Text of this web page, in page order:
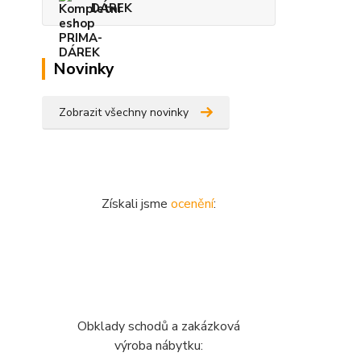
DÁREK
Novinky
Zobrazit všechny novinky
Získali jsme ocenění:
Obklady schodů a zakázková
výroba nábytku: